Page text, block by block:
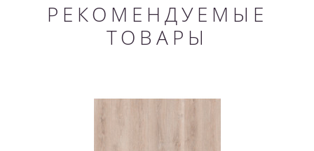
РЕКОМЕНДУЕМЫЕ
ТОВАРЫ